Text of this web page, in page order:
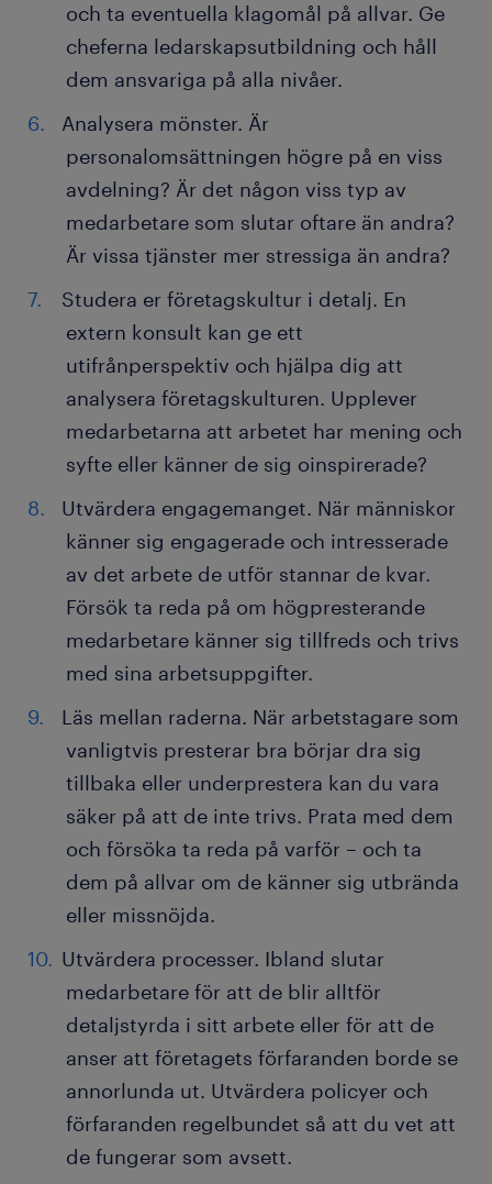
och ta eventuella klagomål på allvar. Ge
cheferna ledarskapsutbildning och håll
dem ansvariga på alla nivåer.
Analysera mönster. Är
personalomsättningen högre på en viss
avdelning? Är det någon viss typ av
medarbetare som slutar oftare än andra?
Är vissa tjänster mer stressiga än andra?
Studera er företagskultur i detalj. En
extern konsult kan ge ett
utifrånperspektiv och hjälpa dig att
analysera företagskulturen. Upplever
medarbetarna att arbetet har mening och
syfte eller känner de sig oinspirerade?
Utvärdera engagemanget. När människor
känner sig engagerade och intresserade
av det arbete de utför stannar de kvar.
Försök ta reda på om högpresterande
medarbetare känner sig tillfreds och trivs
med sina arbetsuppgifter.
Läs mellan raderna. När arbetstagare som
vanligtvis presterar bra börjar dra sig
tillbaka eller underprestera kan du vara
säker på att de inte trivs. Prata med dem
och försöka ta reda på varför – och ta
dem på allvar om de känner sig utbrända
eller missnöjda.
Utvärdera processer. Ibland slutar
medarbetare för att de blir alltför
detaljstyrda i sitt arbete eller för att de
anser att företagets förfaranden borde se
annorlunda ut. Utvärdera policyer och
förfaranden regelbundet så att du vet att
de fungerar som avsett.